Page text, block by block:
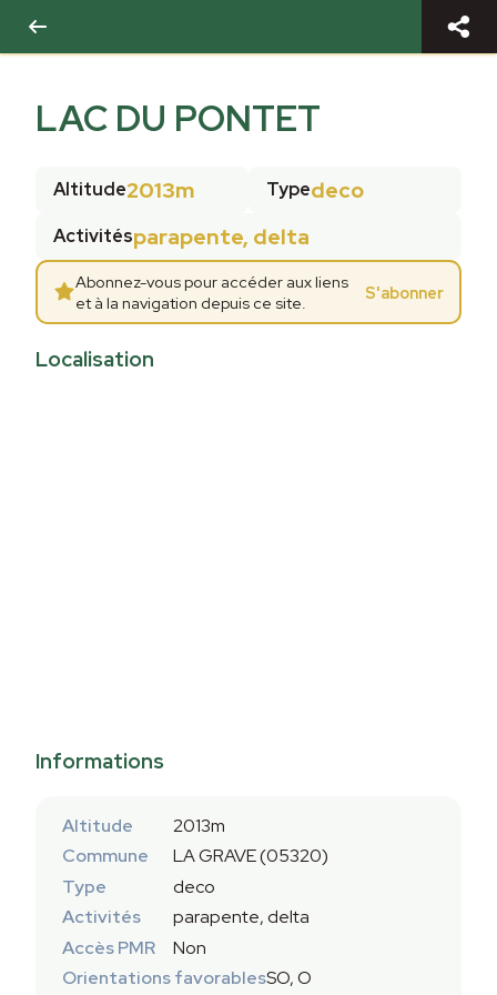
LAC DU PONTET
Altitude2013m Typedeco
Activitésparapente, delta
Abonnez-vous pour accéder aux liens
et à la navigation depuis ce site.
S'abonner
Localisation
Informations
Altitude
2013m
Commune
LA GRAVE (05320)
Type
deco
Activités
parapente, delta
Accès PMR
Non
Orientations favorablesSO, O